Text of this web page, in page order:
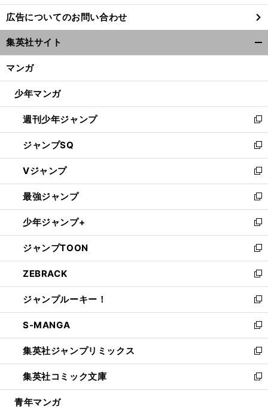
し
い
ウ
ィ
ン
ウ
開
く
広告についてのお問い合わせ
集英社サイト
マンガ
少年マンガ
週刊少年ジャンプ
新
し
い
ウ
ィ
ン
ド
ウ
で
開
く
ジャンプSQ
新
し
い
ウ
ィ
ン
ド
ウ
で
開
く
Vジャンプ
新
し
い
ウ
ィ
ン
ド
ウ
で
開
く
最強ジャンプ
新
し
い
ウ
ィ
ン
ド
ウ
で
開
く
少年ジャンプ+
新
し
い
ウ
ィ
ン
ド
ウ
で
開
く
ジャンプTOON
新
し
い
ウ
ィ
ン
ド
ウ
で
開
く
ZEBRACK
新
し
い
ウ
ィ
ン
ド
ウ
で
開
ジャンプルーキー！
新
し
い
ウ
ィ
ン
ド
ウ
S-MANGA
新
し
い
ウ
ィ
ン
集英社ジャンプリミックス
新
し
い
ウ
集英社コミック文庫
新
し
青年マンガ